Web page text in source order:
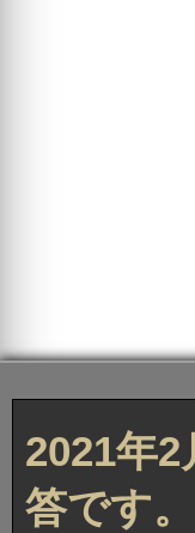
2021年2
答です。